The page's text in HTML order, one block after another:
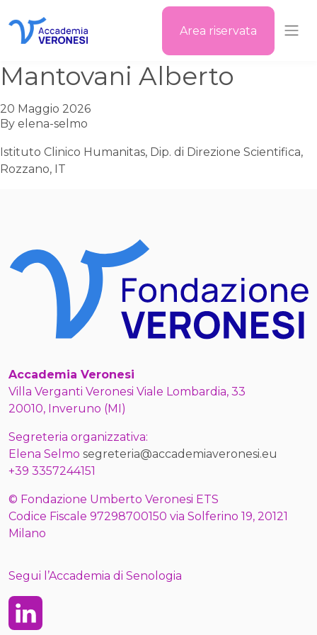
Area riservata
Mantovani Alberto
20 Maggio 2026
By elena-selmo
Istituto Clinico Humanitas, Dip. di Direzione Scientifica,
Rozzano, IT
Accademia Veronesi
Villa Verganti Veronesi Viale Lombardia, 33
20010, Inveruno (MI)
Segreteria organizzativa:
Elena Selmo segreteria@accademiaveronesi.eu
+39 3357244151
© Fondazione Umberto Veronesi ETS
Codice Fiscale 97298700150 via Solferino 19, 20121
Milano
Segui l’Accademia di Senologia
Linkedin